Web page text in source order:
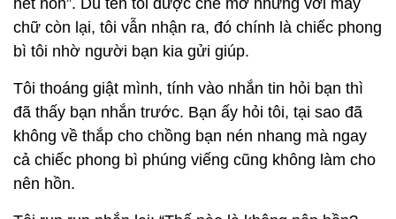
hết hồn”. Dù tên tôi được che mờ nhưng với mấy
chữ còn lại, tôi vẫn nhận ra, đó chính là chiếc phong
bì tôi nhờ người bạn kia gửi giúp.
Tôi thoáng giật mình, tính vào nhắn tin hỏi bạn thì
đã thấy bạn nhắn trước. Bạn ấy hỏi tôi, tại sao đã
không về thắp cho chồng bạn nén nhang mà ngay
cả chiếc phong bì phúng viếng cũng không làm cho
nên hồn.